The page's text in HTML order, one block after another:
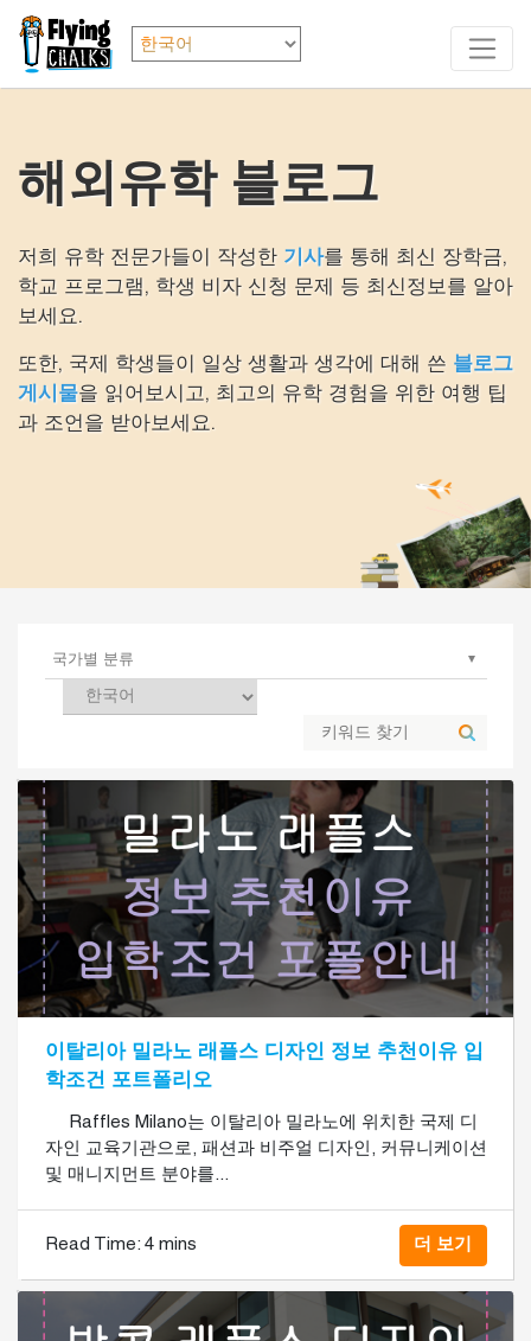
해외유학 블로그
저희 유학 전문가들이 작성한 기사를 통해 최신 장학금,
학교 프로그램, 학생 비자 신청 문제 등 최신정보를 알아
보세요.
또한, 국제 학생들이 일상 생활과 생각에 대해 쓴 블로그
게시물을 읽어보시고, 최고의 유학 경험을 위한 여행 팁
과 조언을 받아보세요.
이탈리아 밀라노 래플스 디자인 정보 추천이유 입
학조건 포트폴리오
​ Raffles Milano는 이탈리아 밀라노에 위치한 국제 디
자인 교육기관으로, 패션과 비주얼 디자인, 커뮤니케이션
및 매니지먼트 분야를...
Read Time: 4 mins 더 보기